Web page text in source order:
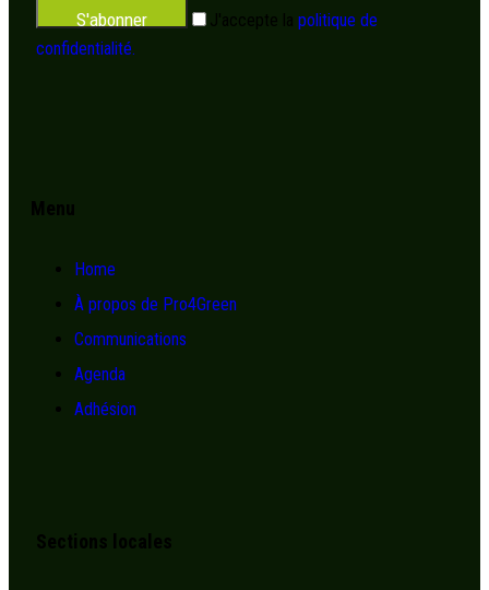
S'abonner J'accepte la politique de
confidentialité.
Menu
Home
À propos de Pro4Green
Communications
Agenda
Adhésion
Sections locales